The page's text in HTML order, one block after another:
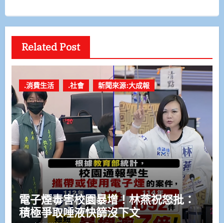
Related Post
.消費生活 .社會 新聞來源:大成報
電子煙毒害校園暴增！林燕祝怒批：
積極爭取唾液快篩沒下文